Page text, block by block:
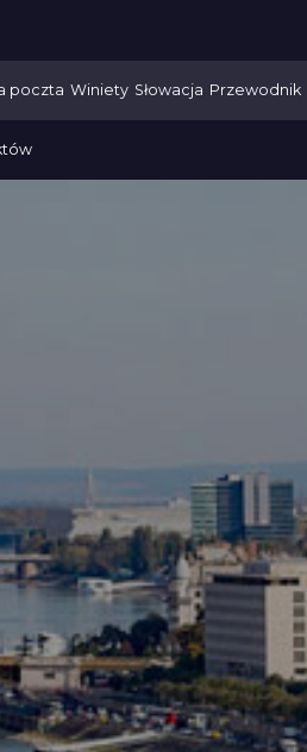
poczta Winiety Słowacja Przewodnik